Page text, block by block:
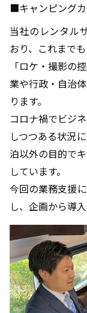
■キャンピング
当社のレンタル
おり、これまで
「ロケ・撮影の
業や行政・自治
ります。
コロナ禍でビジ
しつつある状況
泊以外の目的で
しています。
今回の業務支援
し、企画から導